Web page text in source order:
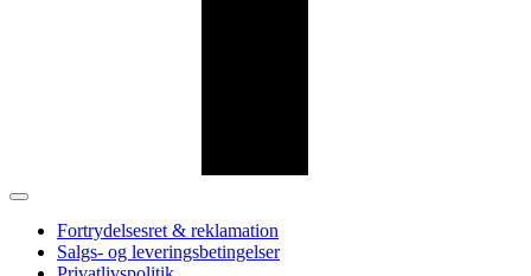
Fortrydelsesret & reklamation
Salgs- og leveringsbetingelser